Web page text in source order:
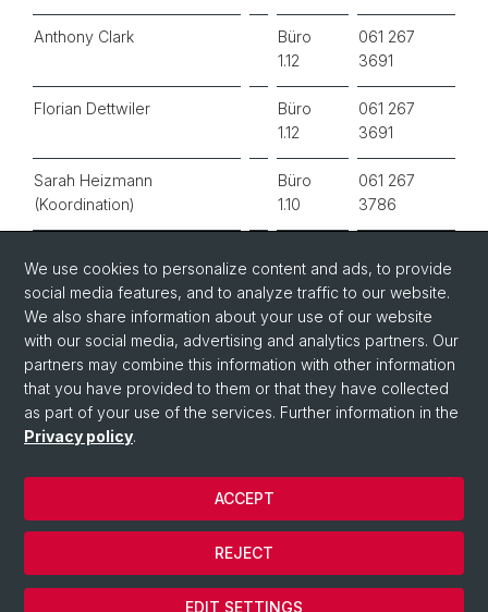
Anthony Clark
Büro
1.12
061 267
3691
Florian Dettwiler
Büro
1.12
061 267
3691
Sarah Heizmann
(Koordination)
Büro
1.10
061 267
3786
1.12
3691
© University of Basel
We use cookies to personalize content and ads, to provide
social media features, and to analyze traffic to our website.
We also share information about your use of our website
with our social media, advertising and analytics partners. Our
partners may combine this information with other information
that you have provided to them or that they have collected
as part of your use of the services. Further information in the
Privacy policy.
EDIT SETTINGS
REJECT
ACCEPT